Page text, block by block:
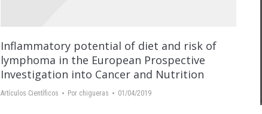
Inflammatory potential of diet and risk of
lymphoma in the European Prospective
Investigation into Cancer and Nutrition
Artículos Científicos Por chigueras 01/04/2019